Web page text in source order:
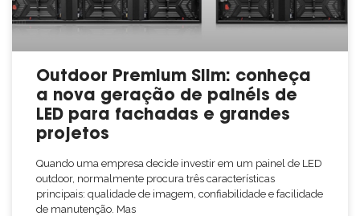
Outdoor Premium Slim: conheça
a nova geração de painéis de
LED para fachadas e grandes
projetos
Quando uma empresa decide investir em um painel de LED
outdoor, normalmente procura três características
principais: qualidade de imagem, confiabilidade e facilidade
de manutenção. Mas